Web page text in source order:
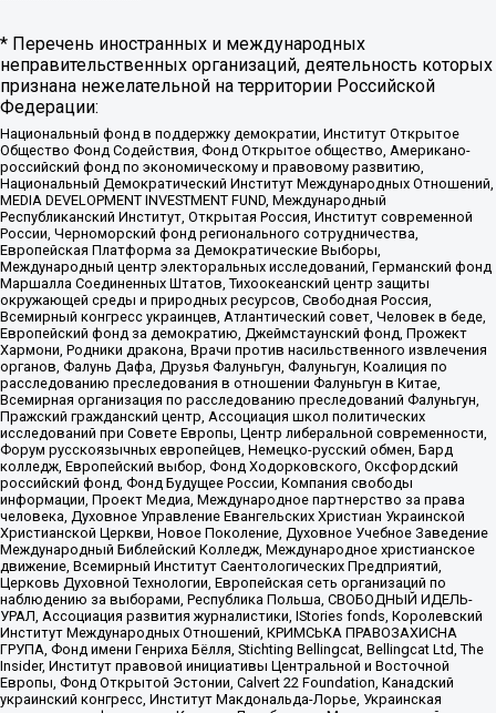
* Перечень иностранных и международных
неправительственных организаций, деятельность которых
признана нежелательной на территории Российской
Федерации:
Национальный фонд в поддержку демократии, Институт Открытое
Общество Фонд Содействия, Фонд Открытое общество, Американо-
российский фонд по экономическому и правовому развитию,
Национальный Демократический Институт Международных Отношений,
MEDIA DEVELOPMENT INVESTMENT FUND, Международный
Республиканский Институт, Открытая Россия, Институт современной
России, Черноморский фонд регионального сотрудничества,
Европейская Платформа за Демократические Выборы,
Международный центр электоральных исследований, Германский фонд
Маршалла Соединенных Штатов, Тихоокеанский центр защиты
окружающей среды и природных ресурсов, Свободная Россия,
Всемирный конгресс украинцев, Атлантический совет, Человек в беде,
Европейский фонд за демократию, Джеймстаунский фонд, Прожект
Хармони, Родники дракона, Врачи против насильственного извлечения
органов, Фалунь Дафа, Друзья Фалуньгун, Фалуньгун, Коалиция по
расследованию преследования в отношении Фалуньгун в Китае,
Всемирная организация по расследованию преследований Фалуньгун,
Пражский гражданский центр, Ассоциация школ политических
исследований при Совете Европы, Центр либеральной современности,
Форум русскоязычных европейцев, Немецко-русский обмен, Бард
колледж, Европейский выбор, Фонд Ходорковского, Оксфордский
российский фонд, Фонд Будущее России, Компания свободы
информации, Проект Медиа, Международное партнерство за права
человека, Духовное Управление Евангельских Христиан Украинской
Христианской Церкви, Новое Поколение, Духовное Учебное Заведение
Международный Библейский Колледж, Международное христианское
движение, Всемирный Институт Саентологических Предприятий,
Церковь Духовной Технологии, Европейская сеть организаций по
наблюдению за выборами, Республика Польша, СВОБОДНЫЙ ИДЕЛЬ-
УРАЛ, Ассоциация развития журналистики, IStories fonds, Королевский
Институт Международных Отношений, КРИМСЬКА ПРАВОЗАХИСНА
ГРУПА, Фонд имени Генриха Бёлля, Stichting Bellingcat, Bellingcat Ltd, The
Insider, Институт правовой инициативы Центральной и Восточной
Европы, Фонд Открытой Эстонии, Calvert 22 Foundation, Канадский
украинский конгресс, Институт Макдональда-Лорье, Украинская